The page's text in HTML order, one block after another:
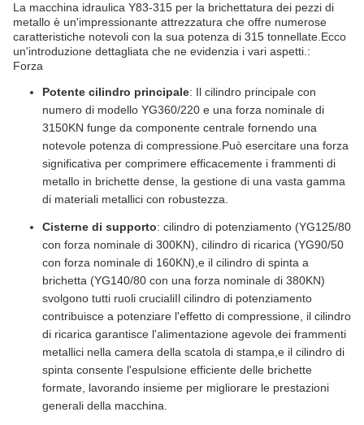
La macchina idraulica Y83-315 per la brichettatura dei pezzi di
metallo è un'impressionante attrezzatura che offre numerose
caratteristiche notevoli con la sua potenza di 315 tonnellate.Ecco
un'introduzione dettagliata che ne evidenzia i vari aspetti.:
Forza
Potente cilindro principale: Il cilindro principale con
numero di modello YG360/220 e una forza nominale di
3150KN funge da componente centrale fornendo una
notevole potenza di compressione.Può esercitare una forza
significativa per comprimere efficacemente i frammenti di
metallo in brichette dense, la gestione di una vasta gamma
di materiali metallici con robustezza.
Cisterne di supporto: cilindro di potenziamento (YG125/80
con forza nominale di 300KN), cilindro di ricarica (YG90/50
con forza nominale di 160KN),e il cilindro di spinta a
brichetta (YG140/80 con una forza nominale di 380KN)
svolgono tutti ruoli crucialiIl cilindro di potenziamento
contribuisce a potenziare l'effetto di compressione, il cilindro
di ricarica garantisce l'alimentazione agevole dei frammenti
metallici nella camera della scatola di stampa,e il cilindro di
spinta consente l'espulsione efficiente delle brichette
formate, lavorando insieme per migliorare le prestazioni
generali della macchina.